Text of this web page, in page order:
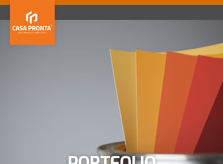
Portfolio
Contactos
Parcerias